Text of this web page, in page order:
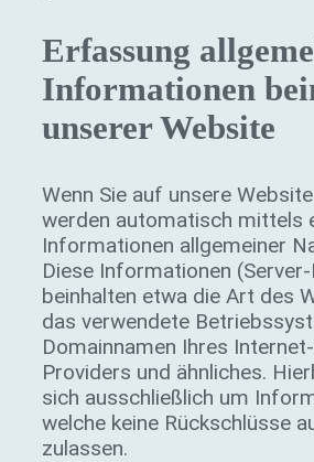
Erfassung
Informationen
unserer Website
Wenn Sie auf unsere
werden automatisch mittels
Informationen allgemeiner
Diese Informationen
beinhalten etwa die Art des
das verwendete
Domainnamen Ihres
Providers und ähnliches.
sich ausschließlich um
welche keine Rückschlüsse
zulassen.